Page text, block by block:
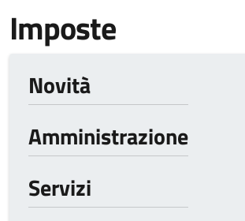
Imposte
Novità
Amministrazione
Servizi